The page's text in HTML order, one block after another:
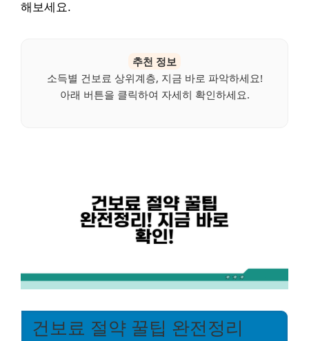
해보세요.
추천 정보
소득별 건보료 상위계층, 지금 바로 파악하세요!
아래 버튼을 클릭하여 자세히 확인하세요.
건보료 절약 꿀팁 완전정리